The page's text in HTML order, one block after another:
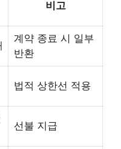
비고
계약 종료 시 일부
반환
법적 상한선 적용
선불 지급